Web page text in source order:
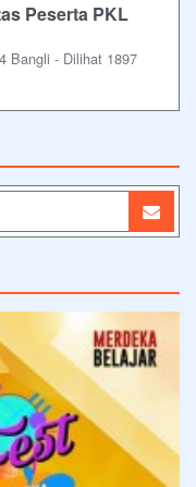
Peserta PKL
Bangli - Dilihat 1897